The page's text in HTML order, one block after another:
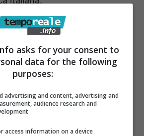
Annalisa e
per la
serata cover
chiaro, la coppia
e Giorgia è strafavorita
e infatti vengono date a
asks for your consent to
data for the following
purposes:
advertising and content, advertising and
audience research and
access information on a device